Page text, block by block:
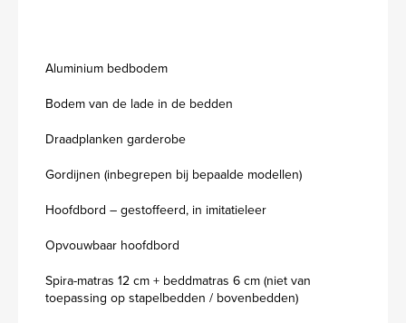
Aluminium bedbodem
Bodem van de lade in de bedden
Draadplanken garderobe
Gordijnen (inbegrepen bij bepaalde modellen)
Hoofdbord – gestoffeerd, in imitatieleer
Opvouwbaar hoofdbord
Spira-matras 12 cm + beddmatras 6 cm (niet van
toepassing op stapelbedden / bovenbedden)